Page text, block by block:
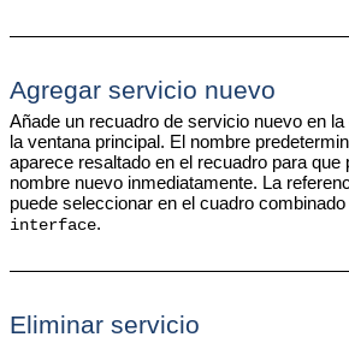
Agregar servicio nuevo
Añade un recuadro de servicio nuevo en
la ventana principal. El nombre
aparece resaltado en el recuadro para que
nombre nuevo inmediatamente. La
puede seleccionar en el cuadro
interface.
Eliminar servicio